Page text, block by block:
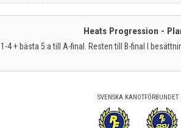
Heats Progression -
1-4 + bästa 5:a till A-final. Resten till B-final I
SVENSKA KANOTFÖRBUNDET